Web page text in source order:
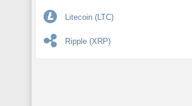
Litecoin (LTC)
Ripple (XRP)